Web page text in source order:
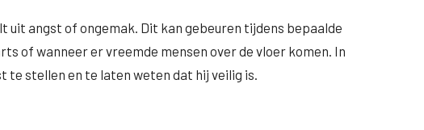
uit angst of ongemak. Dit kan gebeuren tijdens bepaalde
of wanneer er vreemde mensen over de vloer komen. In
te stellen en te laten weten dat hij veilig is.